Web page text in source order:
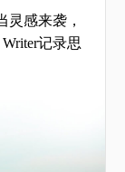
灵感来袭，
记录思